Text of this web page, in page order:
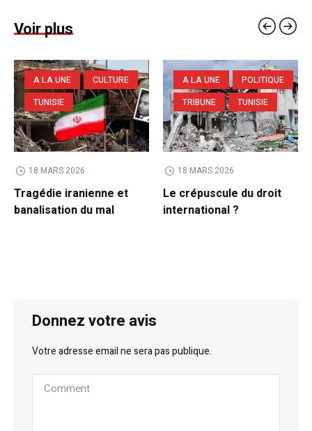
Voir plus
A LA UNE
CULTURE
TUNISIE
18 MARS 2026
Tragédie iranienne et
banalisation du mal
A LA UNE
POLITIQUE
TRIBUNE
TUNISIE
18 MARS 2026
Le crépuscule du droit
international ?
Donnez votre avis
Votre adresse email ne sera pas publique.